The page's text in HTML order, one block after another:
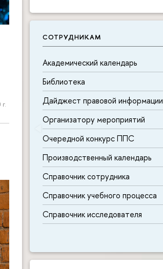
СОТРУДНИКАМ
Академический календарь
Библиотека
Дайджест правовой информации
Организатору мероприятий
Очередной конкурс ППС
Производственный календарь
Справочник сотрудника
Справочник учебного процесса
Справочник исследователя